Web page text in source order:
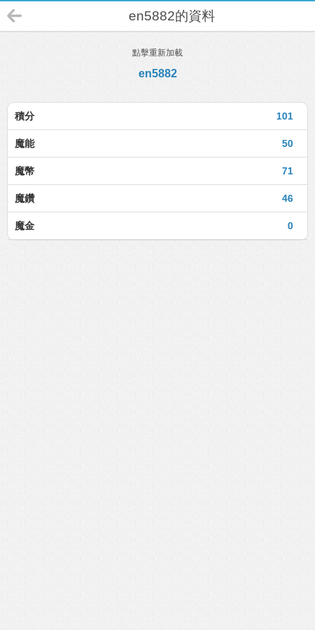
en5882的資料
點擊重新加載
en5882
101
積分
50
魔能
71
魔幣
46
魔鑽
0
魔金